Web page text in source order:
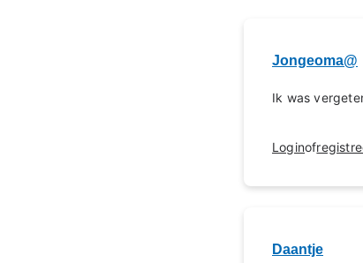
Jongeoma@
Ik was
Loginof
Daantje